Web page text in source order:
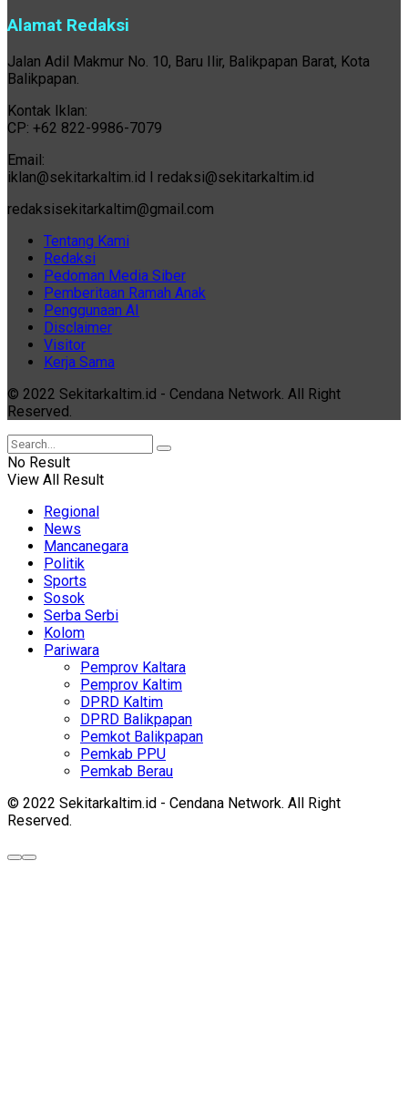
Alamat Redaksi
Jalan Adil Makmur No. 10, Baru Ilir, Balikpapan Barat, Kota
Balikpapan.
Kontak Iklan:
CP: +62 822-9986-7079
Email:
iklan@sekitarkaltim.id I redaksi@sekitarkaltim.id
redaksisekitarkaltim@gmail.com
Tentang Kami
Redaksi
Pedoman Media Siber
Pemberitaan Ramah Anak
Penggunaan AI
Disclaimer
Visitor
Kerja Sama
© 2022 Sekitarkaltim.id - Cendana Network. All Right
Reserved.
No Result
View All Result
Regional
News
Mancanegara
Politik
Sports
Sosok
Serba Serbi
Kolom
Pariwara
Pemprov Kaltara
Pemprov Kaltim
DPRD Kaltim
DPRD Balikpapan
Pemkot Balikpapan
Pemkab PPU
Pemkab Berau
© 2022 Sekitarkaltim.id - Cendana Network. All Right
Reserved.